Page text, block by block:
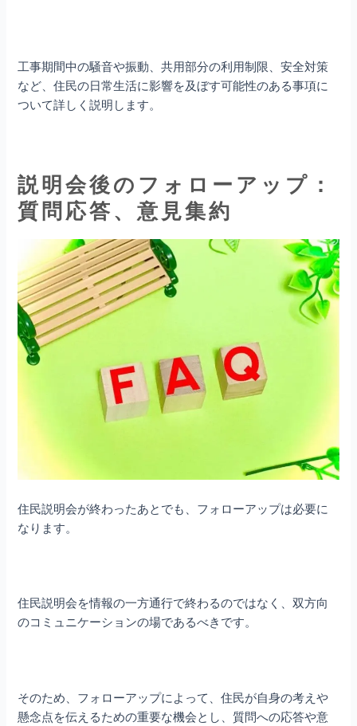
工事期間中の騒音や振動、共用部分の利用制限、安全対策
など、住民の日常生活に影響を及ぼす可能性のある事項に
ついて詳しく説明します。
説明会後のフォローアップ：
質問応答、意見集約
住民説明会が終わったあとでも、フォローアップは必要に
なります。
住民説明会を情報の一方通行で終わるのではなく、双方向
のコミュニケーションの場であるべきです。
そのため、フォローアップによって、住民が自身の考えや
懸念点を伝えるための重要な機会とし、質問への応答や意